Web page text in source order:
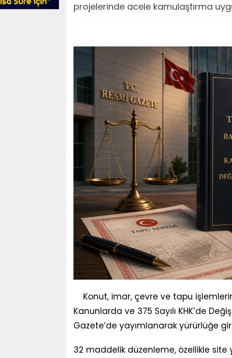
projelerinde acele kamulaştırma
Konut, imar, çevre ve tapu
Kanunlarda ve 375 Sayılı KHK’de
Gazete’de yayımlanarak yürürlüğe
32 maddelik düzenleme, özellikle